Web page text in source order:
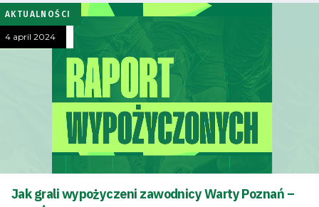
AKTUALNOŚCI
4 april 2024
Jak grali wypożyczeni zawodnicy Warty Poznań –